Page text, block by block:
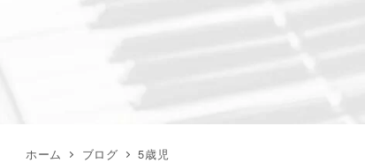
ホーム ブログ 5歳児